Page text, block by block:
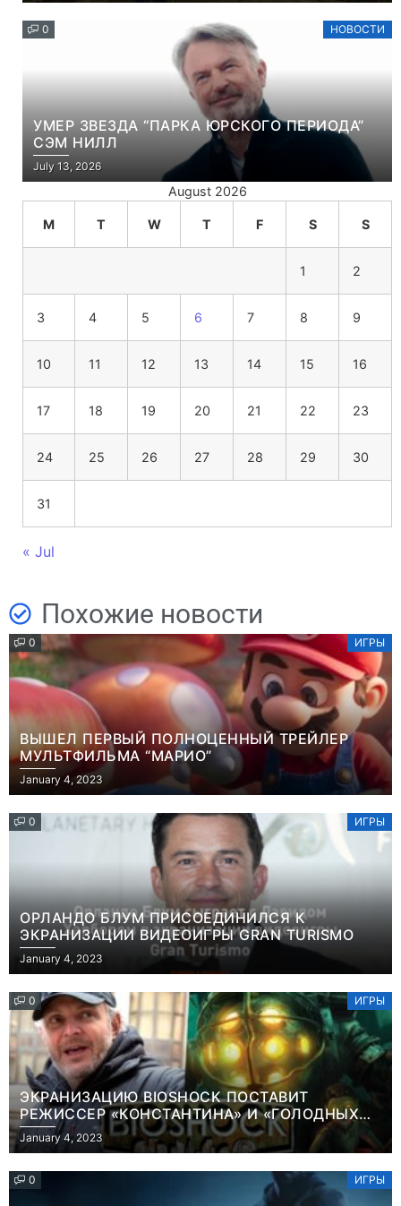
0 НОВОСТИ
УМЕР ЗВЕЗДА “ПАРКА ЮРСКОГО ПЕРИОДА”
СЭМ НИЛЛ
July 13, 2026
August 2026
M T W T F S S
1 2
3 4 5 6 7 8 9
10 11 12 13 14 15 16
17 18 19 20 21 22 23
24 25 26 27 28 29 30
31
« Jul
Похожие новости
0 ИГРЫ
ВЫШЕЛ ПЕРВЫЙ ПОЛНОЦЕННЫЙ ТРЕЙЛЕР
МУЛЬТФИЛЬМА “МАРИО”
January 4, 2023
0 ИГРЫ
ОРЛАНДО БЛУМ ПРИСОЕДИНИЛСЯ К
ЭКРАНИЗАЦИИ ВИДЕОИГРЫ GRAN TURISMO
January 4, 2023
0 ИГРЫ
ЭКРАНИЗАЦИЮ BIOSHOCK ПОСТАВИТ
РЕЖИССЕР «КОНСТАНТИНА» И «ГОЛОДНЫХ
ИГР»
January 4, 2023
0 ИГРЫ